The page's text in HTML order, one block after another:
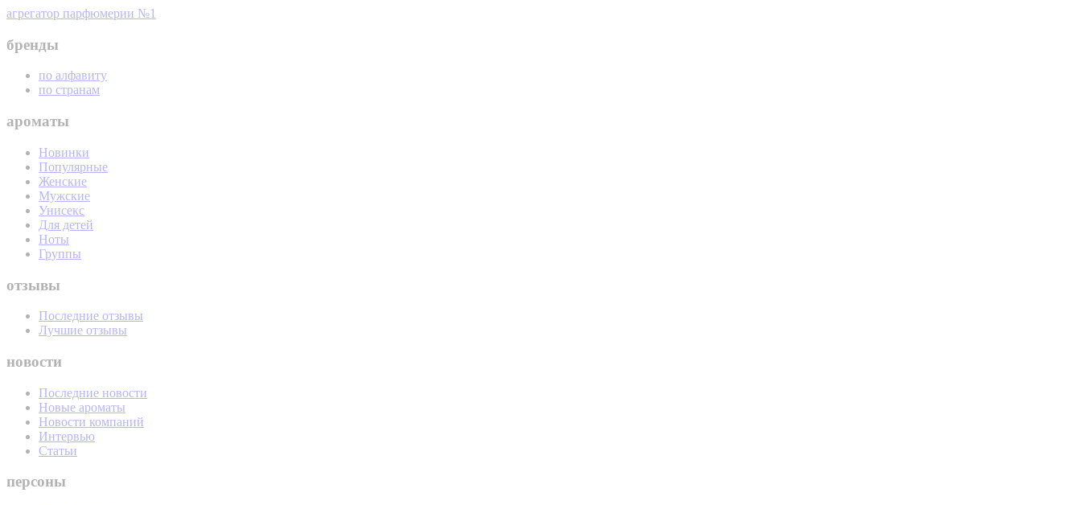
агрегатор парфюмерии №1
бренды
по алфавиту
по странам
ароматы
Новинки
Популярные
Женские
Мужские
Унисекс
Для детей
Ноты
Группы
отзывы
Последние отзывы
Лучшие отзывы
новости
Последние новости
Новые ароматы
Новости компаний
Интервью
Статьи
персоны